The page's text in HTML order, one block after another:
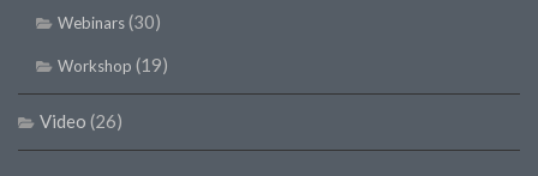
Webinars(30)
Workshop (19)
Video (26)